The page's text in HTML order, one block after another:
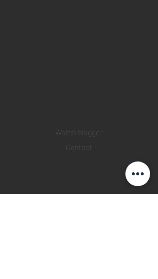
Watch blogger
Contact